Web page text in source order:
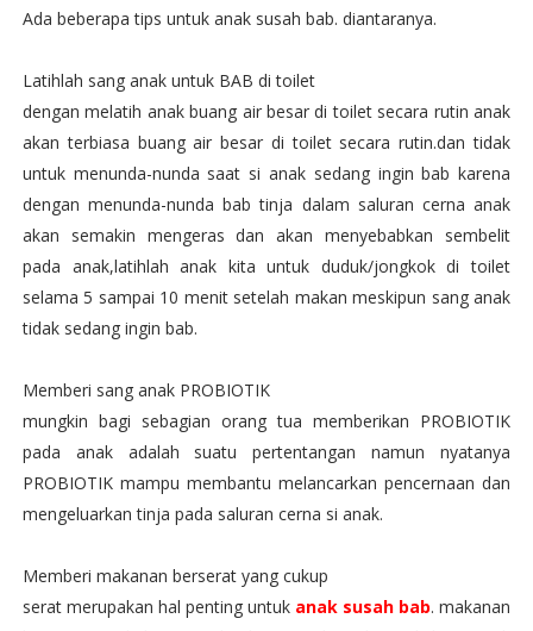
Ada beberapa tips untuk anak susah bab. diantaranya.
Latihlah sang anak untuk BAB di toilet
dengan melatih anak buang air besar di toilet secara rutin anak
akan terbiasa buang air besar di toilet secara rutin.dan tidak
untuk menunda-nunda saat si anak sedang ingin bab karena
dengan menunda-nunda bab tinja dalam saluran cerna anak
akan semakin mengeras dan akan menyebabkan sembelit
pada anak,latihlah anak kita untuk duduk/jongkok di toilet
selama 5 sampai 10 menit setelah makan meskipun sang anak
tidak sedang ingin bab.
Memberi sang anak PROBIOTIK
mungkin bagi sebagian orang tua memberikan PROBIOTIK
pada anak adalah suatu pertentangan namun nyatanya
PROBIOTIK mampu membantu melancarkan pencernaan dan
mengeluarkan tinja pada saluran cerna si anak.
Memberi makanan berserat yang cukup
serat merupakan hal penting untuk anak susah bab. makanan